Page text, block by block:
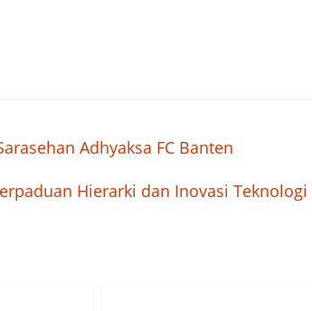
Adhyaksa FC Banten
Hierarki dan Inovasi Teknologi